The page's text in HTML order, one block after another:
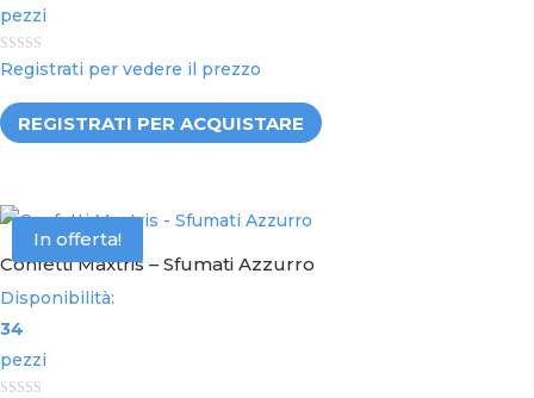
pezzi
0
o
o
f
Registrati per vedere il prezzo
REGISTRATI PER ACQUISTARE
In offerta!
Confetti Maxtris – Sfumati Azzurro
Disponibilità:
34
pezzi